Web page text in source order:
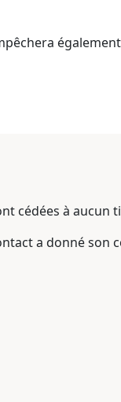
cédées à aucun
a donné son